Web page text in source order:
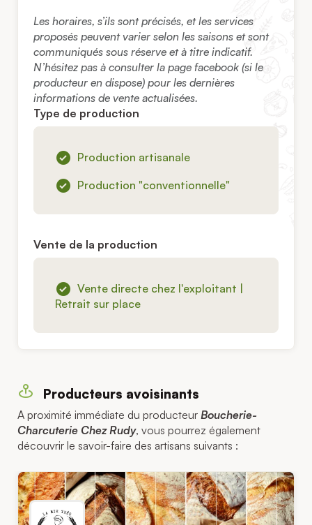
Les horaires, s’ils sont précisés, et les services
proposés peuvent varier selon les saisons et sont
communiqués sous réserve et à titre indicatif.
N’hésitez pas à consulter la page facebook (si le
producteur en dispose) pour les dernières
informations de vente actualisées.
Type de production
Production artisanale
Production "conventionnelle"
Vente de la production
Vente directe chez l'exploitant |
Retrait sur place
Producteurs avoisinants
A proximité immédiate du producteur Boucherie-
Charcuterie Chez Rudy, vous pourrez également
découvrir le savoir-faire des artisans suivants :